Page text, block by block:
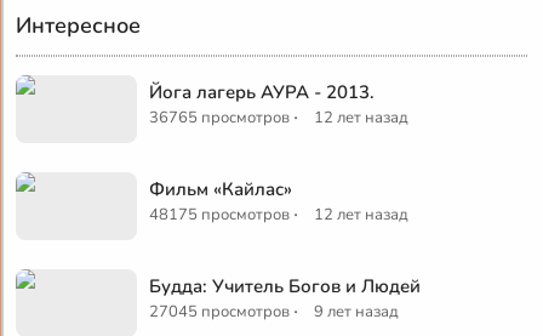
Интересное
Йога лагерь АУРА - 2013.
36765 просмотров · 12 лет назад
Фильм «Кайлас»
48175 просмотров · 12 лет назад
Будда: Учитель Богов и Людей
27045 просмотров · 9 лет назад